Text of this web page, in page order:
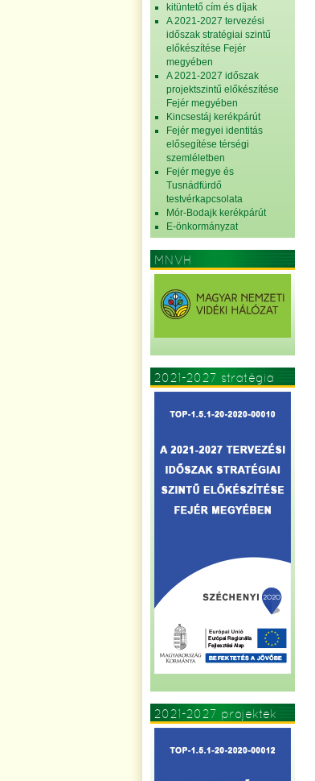
kitüntető cím és díjak
A 2021-2027 tervezési
időszak stratégiai szintű
előkészítése Fejér
megyében
A 2021-2027 időszak
projektszintű előkészítése
Fejér megyében
Kincsestáj kerékpárút
Fejér megyei identitás
elősegítése térségi
szemléletben
Fejér megye és
Tusnádfürdő
testvérkapcsolata
Mór-Bodajk kerékpárút
E-önkormányzat
MNVH
2021-2027 stratégia
2021-2027 projektek